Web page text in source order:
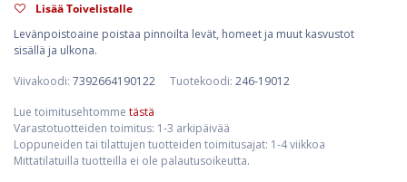
Lisää Toivelistalle
Levänpoistoaine poistaa pinnoilta levät, homeet ja muut kasvustot
sisällä ja ulkona.
Viivakoodi: 7392664190122 Tuotekoodi: 246-19012
Lue toimitusehtomme tästä
Varastotuotteiden toimitus: 1-3 arkipäivää
Loppuneiden tai tilattujen tuotteiden toimitusajat: 1-4 viikkoa
Mittatilatuilla tuotteilla ei ole palautusoikeutta.